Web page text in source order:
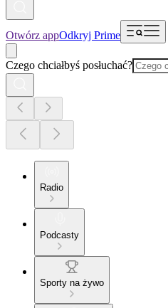
Otwórz appOdkryj Prime
Czego chciałbyś posłuchać?
Radio
Podcasty
Sporty na żywo